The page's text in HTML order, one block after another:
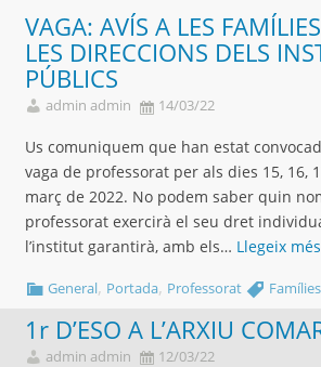
VAGA: AVÍS A LES
LES DIRECCIONS DELS
PÚBLICS
admin admin 14/03/22
Us comuniquem que han estat
vaga de professorat per als dies 15, 16,
març de 2022. No podem saber quin
professorat exercirà el seu dret
l’institut garantirà, amb els… Llegeix
General, Portada, Professorat Famílies
1r D’ESO A L’ARXIU
admin admin 12/03/22